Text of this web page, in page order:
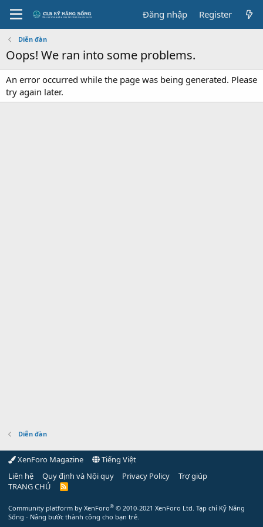
Đăng nhập Register
Diễn đàn
Oops! We ran into some problems.
An error occurred while the page was being generated. Please
try again later.
Diễn đàn
XenForo Magazine
Tiếng Việt
Liên hệ
Quy định và Nội quy Privacy Policy
Trợ giúp
TRANG CHỦ
R
Community platform by XenForo® © 2010-2021 XenForo Ltd. Tạp chí Kỹ Năng
Sống - Nâng bước thành công cho bạn trẻ.